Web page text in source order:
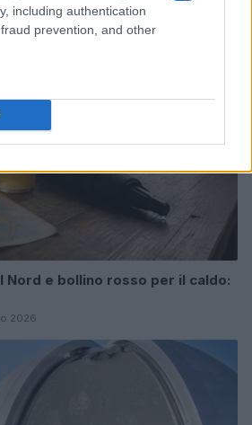
including authentication
prevention, and other
Nord e bollino rosso per il caldo:
2026